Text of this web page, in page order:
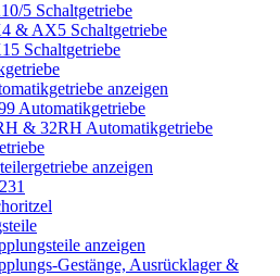
5 Schaltgetriebe
& AX5 Schaltgetriebe
Schaltgetriebe
anzeigen
Automatikgetriebe
& 32RH Automatikgetriebe
anzeigen
anzeigen
Gestänge, Ausrücklager &